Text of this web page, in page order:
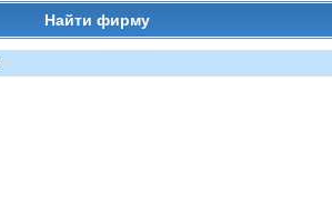
Найти фирму